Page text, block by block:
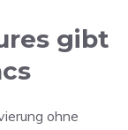
gibt
ohne